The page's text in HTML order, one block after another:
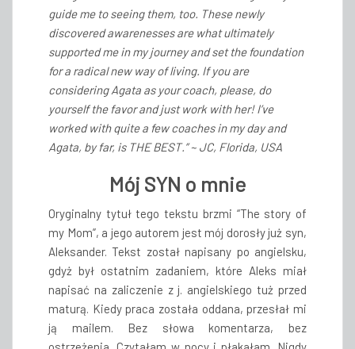
guide me to seeing them, too. These newly
discovered awarenesses are what ultimately
supported me in my journey and set the foundation
for a radical new way of living. If you are
considering Agata as your coach, please, do
yourself the favor and just work with her! I’ve
worked with quite a few coaches in my day and
Agata, by far, is THE BEST.” ~ JC, Florida, USA
Mój SYN o mnie
Oryginalny tytuł tego tekstu brzmi “The story of
my Mom”, a jego autorem jest mój dorosły już syn,
Aleksander. Tekst został napisany po angielsku,
gdyż był ostatnim zadaniem, które Aleks miał
napisać na zaliczenie z j. angielskiego tuż przed
maturą. Kiedy praca została oddana, przesłał mi
ją mailem. Bez słowa komentarza, bez